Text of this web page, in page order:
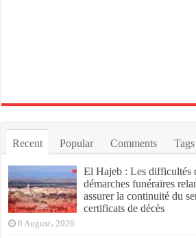
Recent Popular Comments Tags
El Hajeb : Les difficultés
démarches funéraires
assurer la continuité du
certificats de décès
6 August، 2026